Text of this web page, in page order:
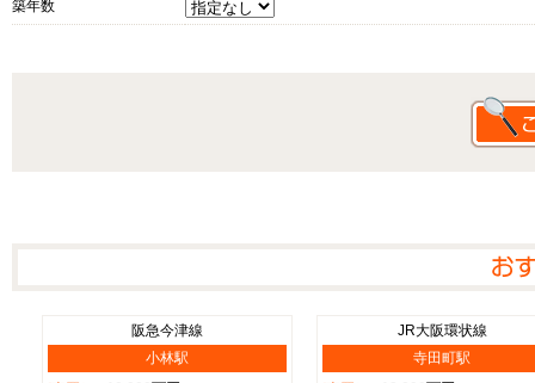
築年数
阪急今津線
小林駅
JR大阪環状線
寺田町駅